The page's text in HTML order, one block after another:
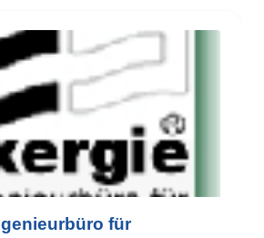
für